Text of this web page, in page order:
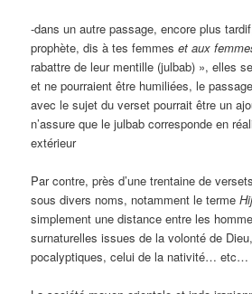
-dans un autre passage, encore plus
prophète, dis à tes femmeset aux
rabattre de leur mentille (julbab) », elles
et ne pourraient être humiliées, le
avec le sujet du verset pourrait être un
n’assure que le julbab corresponde en
extérieur
Par contre, près d’une trentaine de
sous divers noms, notamment le terme
simplement une distance entre les
surnaturelles issues de la volonté de
pocalyptiques, celui de la nativité… etc…